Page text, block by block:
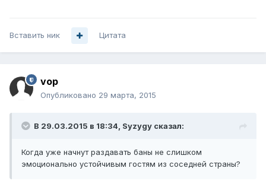
Вставить ник Цитата
vop
Опубликовано 29 марта, 2015
В 29.03.2015 в 18:34, Syzygy сказал:
Когда уже начнут раздавать баны не слишком
эмоционально устойчивым гостям из соседней страны?